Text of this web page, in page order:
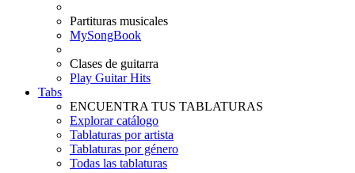
Partituras musicales
MySongBook
Clases de guitarra
Play Guitar Hits
Tabs
ENCUENTRA TUS TABLATURAS
Explorar catálogo
Tablaturas por artista
Tablaturas por género
Todas las tablaturas